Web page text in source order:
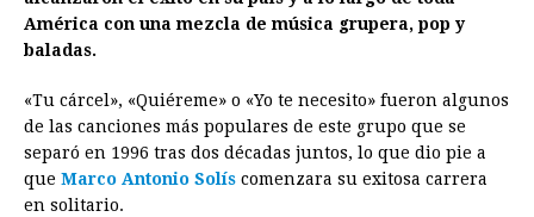
América con una mezcla de música grupera, pop y
baladas.
«Tu cárcel», «Quiéreme» o «Yo te necesito» fueron algunos
de las canciones más populares de este grupo que se
separó en 1996 tras dos décadas juntos, lo que dio pie a
que Marco Antonio Solís comenzara su exitosa carrera
en solitario.